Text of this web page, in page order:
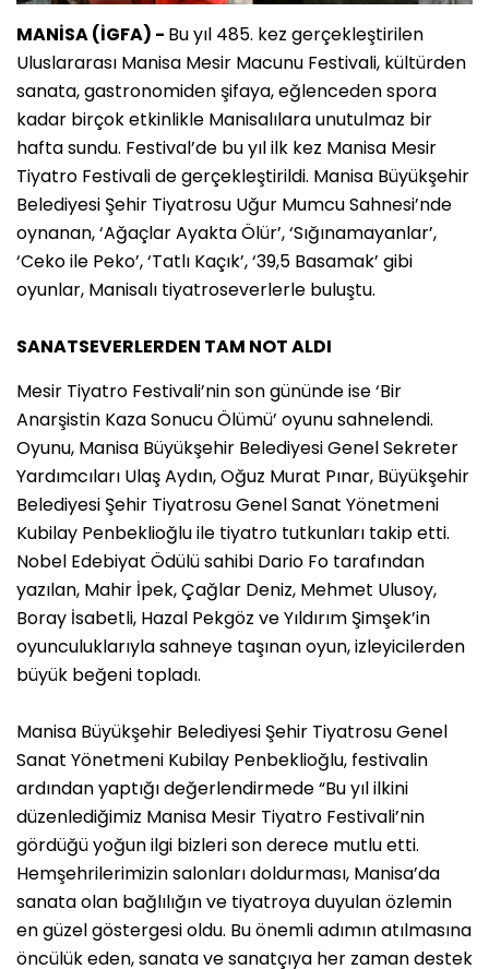
MANİSA (İGFA) - Bu yıl 485. kez gerçekleştirilen
Uluslararası Manisa Mesir Macunu Festivali, kültürden
sanata, gastronomiden şifaya, eğlenceden spora
kadar birçok etkinlikle Manisalılara unutulmaz bir
hafta sundu. Festival’de bu yıl ilk kez Manisa Mesir
Tiyatro Festivali de gerçekleştirildi. Manisa Büyükşehir
Belediyesi Şehir Tiyatrosu Uğur Mumcu Sahnesi’nde
oynanan, ‘Ağaçlar Ayakta Ölür’, ‘Sığınamayanlar’,
‘Ceko ile Peko’, ‘Tatlı Kaçık’, ‘39,5 Basamak’ gibi
oyunlar, Manisalı tiyatroseverlerle buluştu.
SANATSEVERLERDEN TAM NOT ALDI
Mesir Tiyatro Festivali’nin son gününde ise ‘Bir
Anarşistin Kaza Sonucu Ölümü’ oyunu sahnelendi.
Oyunu, Manisa Büyükşehir Belediyesi Genel Sekreter
Yardımcıları Ulaş Aydın, Oğuz Murat Pınar, Büyükşehir
Belediyesi Şehir Tiyatrosu Genel Sanat Yönetmeni
Kubilay Penbeklioğlu ile tiyatro tutkunları takip etti.
Nobel Edebiyat Ödülü sahibi Dario Fo tarafından
yazılan, Mahir İpek, Çağlar Deniz, Mehmet Ulusoy,
Boray İsabetli, Hazal Pekgöz ve Yıldırım Şimşek’in
oyunculuklarıyla sahneye taşınan oyun, izleyicilerden
büyük beğeni topladı.
Manisa Büyükşehir Belediyesi Şehir Tiyatrosu Genel
Sanat Yönetmeni Kubilay Penbeklioğlu, festivalin
ardından yaptığı değerlendirmede “Bu yıl ilkini
düzenlediğimiz Manisa Mesir Tiyatro Festivali’nin
gördüğü yoğun ilgi bizleri son derece mutlu etti.
Hemşehrilerimizin salonları doldurması, Manisa’da
sanata olan bağlılığın ve tiyatroya duyulan özlemin
en güzel göstergesi oldu. Bu önemli adımın atılmasına
öncülük eden, sanata ve sanatçıya her zaman destek